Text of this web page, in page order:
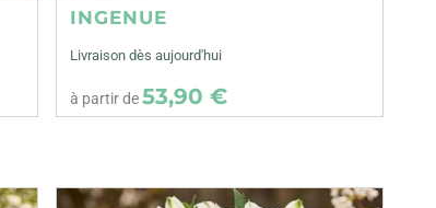
INGENUE
Livraison dès aujourd'hui
à partir de53,90 €